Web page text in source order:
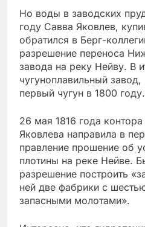
Но воды в заводских
году Савва Яковлев,
обратился в Берг-
разрешение переноса
завода на реку Нейву. В
чугуноплавильный
первый чугун в 1800 году.
26 мая 1816 года
Яковлева направила в
правление прошение об
плотины на реке Нейве.
разрешение построить
ней две фабрики с
запасными молотами».